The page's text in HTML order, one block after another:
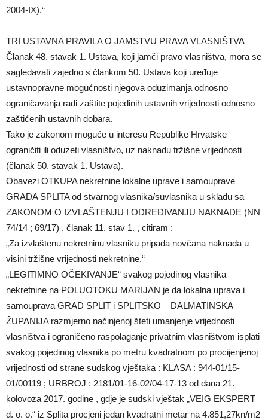
2004-IX).“
TRI USTAVNA PRAVILA O JAMSTVU PRAVA VLASNIŠTVA
Članak 48. stavak 1. Ustava, koji jamči pravo vlasništva, mora se
sagledavati zajedno s člankom 50. Ustava koji uređuje
ustavnopravne mogućnosti njegova oduzimanja odnosno
ograničavanja radi zaštite pojedinih ustavnih vrijednosti odnosno
zaštićenih ustavnih dobara.
Tako je zakonom moguće u interesu Republike Hrvatske
ograničiti ili oduzeti vlasništvo, uz naknadu tržišne vrijednosti
(članak 50. stavak 1. Ustava).
Obavezi OTKUPA nekretnine lokalne uprave i samouprave
GRADA SPLITA od stvarnog vlasnika/suvlasnika u skladu sa
ZAKONOM O IZVLAŠTENJU I ODREĐIVANJU NAKNADE (NN
74/14 ; 69/17) , članak 11. stav 1. , citiram :
„Za izvlaštenu nekretninu vlasniku pripada novčana naknada u
visini tržišne vrijednosti nekretnine.“
„LEGITIMNO OČEKIVANJE“ svakog pojedinog vlasnika
nekretnine na POLUOTOKU MARIJAN je da lokalna uprava i
samouprava GRAD SPLIT i SPLITSKO – DALMATINSKA
ŽUPANIJA razmjerno načinjenoj šteti umanjenje vrijednosti
vlasništva i ograničeno raspolaganje privatnim vlasništvom isplati
svakog pojedinog vlasnika po metru kvadratnom po procijenjenoj
vrijednosti od strane sudskog vještaka : KLASA : 944-01/15-
01/00119 ; URBROJ : 2181/01-16-02/04-17-13 od dana 21.
kolovoza 2017. godine , gdje je sudski vještak „VEIG EKSPERT
d. o. o.“ iz Splita procjeni jedan kvadratni metar na 4.851,27kn/m2